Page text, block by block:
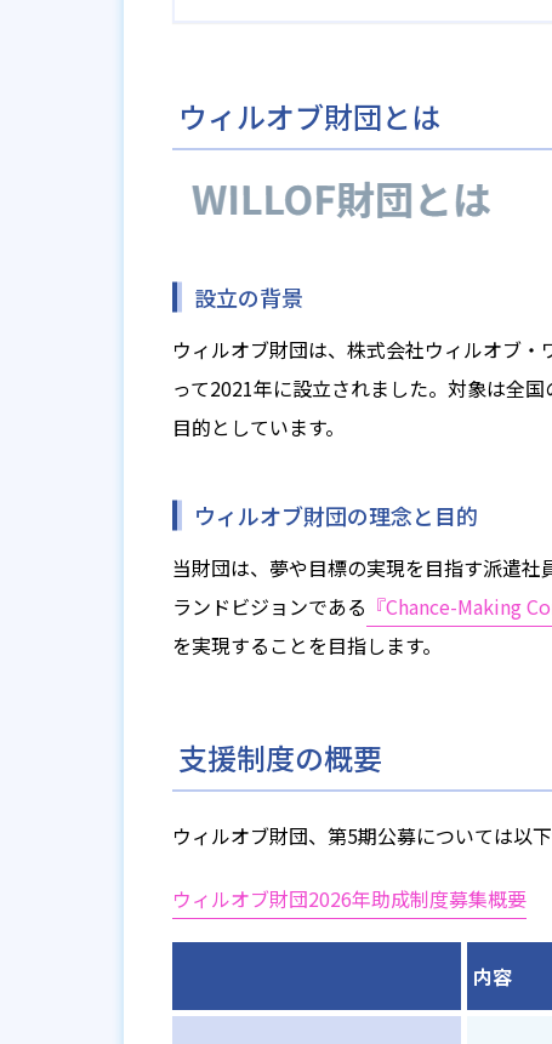
ウィルオブ財団とは
設立の背景
ウィルオブ財団は、株式会社ウィルオブ
って2021年に設立されました。対象は全
目的としています。
ウィルオブ財団の理念と目的
当財団は、夢や目標の実現を目指す派遣
ランドビジョンである 『Chance-Making
を実現することを目指します。
支援制度の概要
ウィルオブ財団、第5期公募については以
ウィルオブ財団2026年助成制度募集概要
内容